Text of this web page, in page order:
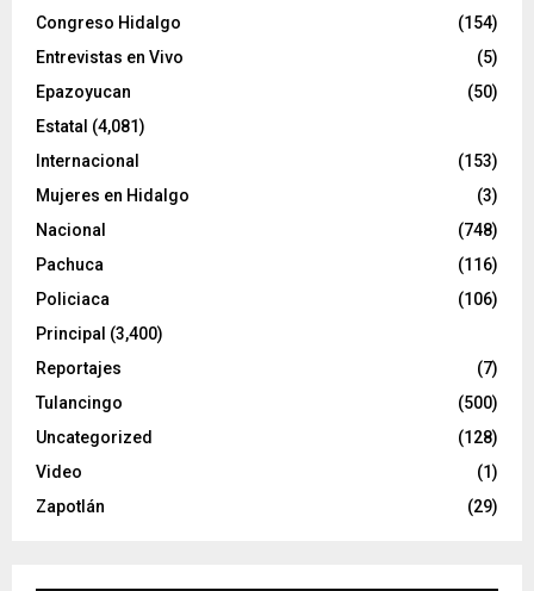
Congreso Hidalgo
(154)
Entrevistas en Vivo
(5)
Epazoyucan
(50)
Estatal (4,081)
Internacional
(153)
Mujeres en Hidalgo
(3)
Nacional
(748)
Pachuca
(116)
Policiaca
(106)
Principal (3,400)
Reportajes
(7)
Tulancingo
(500)
Uncategorized
(128)
Video
(1)
Zapotlán
(29)